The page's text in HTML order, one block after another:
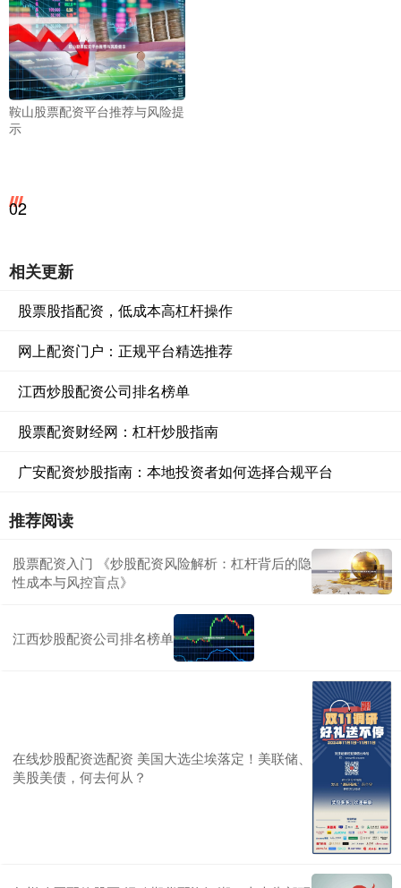
鞍山股票配资平台推荐与风险提
示
02
相关更新
股票股指配资，低成本高杠杆操作
网上配资门户：正规平台精选推荐
江西炒股配资公司排名榜单
股票配资财经网：杠杆炒股指南
广安配资炒股指南：本地投资者如何选择合规平台
推荐阅读
股票配资入门 《炒股配资风险解析：杠杆背后的隐
性成本与风控盲点》
江西炒股配资公司排名榜单
在线炒股配资选配资 美国大选尘埃落定！美联储、
美股美债，何去何从？